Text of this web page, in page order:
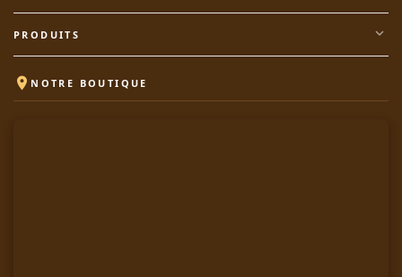
PRODUITS expand_more
 NOTRE BOUTIQUE